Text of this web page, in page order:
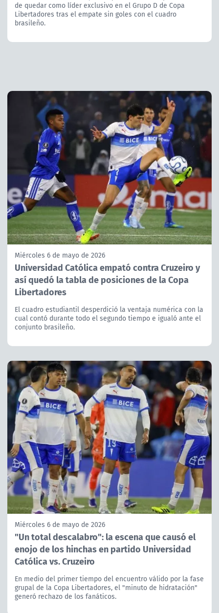
de quedar como líder exclusivo en el Grupo D de Copa
Libertadores tras el empate sin goles con el cuadro
brasileño.
Miércoles 6 de mayo de 2026
Universidad Católica empató contra Cruzeiro y
así quedó la tabla de posiciones de la Copa
Libertadores
El cuadro estudiantil desperdició la ventaja numérica con la
cual contó durante todo el segundo tiempo e igualó ante el
conjunto brasileño.
Miércoles 6 de mayo de 2026
"Un total descalabro": la escena que causó el
enojo de los hinchas en partido Universidad
Católica vs. Cruzeiro
En medio del primer tiempo del encuentro válido por la fase
grupal de la Copa Libertadores, el "minuto de hidratación"
generó rechazo de los fanáticos.